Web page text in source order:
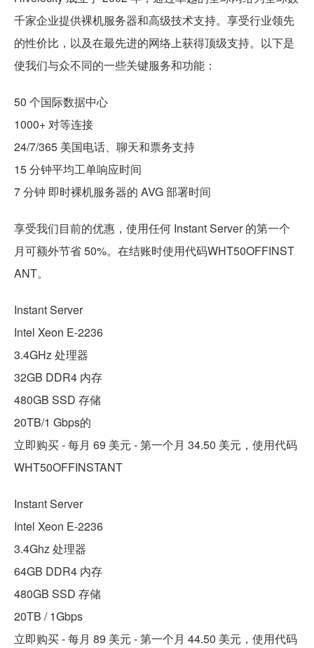
千家企业提供裸机服务器和高级技术支持。享受行业领先
的性价比，以及在最先进的网络上获得顶级支持。以下是
使我们与众不同的一些关键服务和功能：
50 个国际数据中心
1000+ 对等连接
24/7/365 美国电话、聊天和票务支持
15 分钟平均工单响应时间
7 分钟 即时裸机服务器的 AVG 部署时间
享受我们目前的优惠，使用任何 Instant Server 的第一个
月可额外节省 50%。在结账时使用代码WHT50OFFINST
ANT。
Instant Server
Intel Xeon E-2236
3.4GHz 处理器
32GB DDR4 内存
480GB SSD 存储
20TB/1 Gbps的
立即购买 - 每月 69 美元 - 第一个月 34.50 美元，使用代码
WHT50OFFINSTANT
Instant Server
Intel Xeon E-2236
3.4Ghz 处理器
64GB DDR4 内存
480GB SSD 存储
20TB / 1Gbps
立即购买 - 每月 89 美元 - 第一个月 44.50 美元，使用代码